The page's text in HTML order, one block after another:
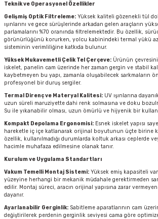
Teknik ve Operasyonel Özellikler
Gelişmiş Optik Filtreleme: Yüksek kaliteli gözenekli tül
ışınlarını ve gece sürüşlerinde arkadan gelen araçların
parlamalarını %70 oranında filtrelemektedir. Bu özellik,
görünürlüğünü korurken, yolcu kabinindeki termal yükü
sisteminin verimliliğine katkıda bulunur.
Yüksek Mukavemetli Çelik Tel Çerçeve: Ürünün
iskelet, panelin cam üzerinde her zaman gergin ve stabil
kaybetmeyen bu yapı, zamanla oluşabilecek sarkmaların
profesyonel bir duruş sergiler.
Termal Direnç ve Materyal Kalitesi: UV ışınlarına
uzun süreli maruziyette dahi renk solmasına ve doku
Su ile yıkanabilir olması, uzun ömürlü ve hijyenik bir
Kompakt Depolama Ergonomisi: Esnek iskelet yapısı
hareketle iç içe katlanarak orijinal boyutunun üçte birine
özellik, kullanılmadığı durumlarda koltuk arkası ceplerde
hacimle muhafaza edilmesine olanak tanır.
Kurulum ve Uygulama Standartları
Vakum Temelli Montaj Sistemi: Yüksek emiş kapasiteli
yüzeyine herhangi bir mekanik müdahale gerektirmeden
edilir. Montaj süreci, aracın orijinal yapısına zarar
dayanır.
Ayarlanabilir Gerginlik: Sabitleme aparatlarının cam
değiştirilerek perdenin gerginlik seviyesi cama göre